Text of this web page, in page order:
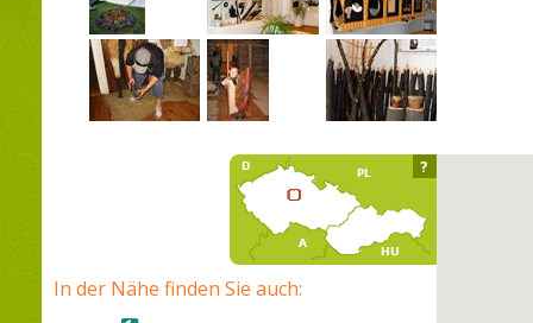
In der Nähe finden Sie auch:
?